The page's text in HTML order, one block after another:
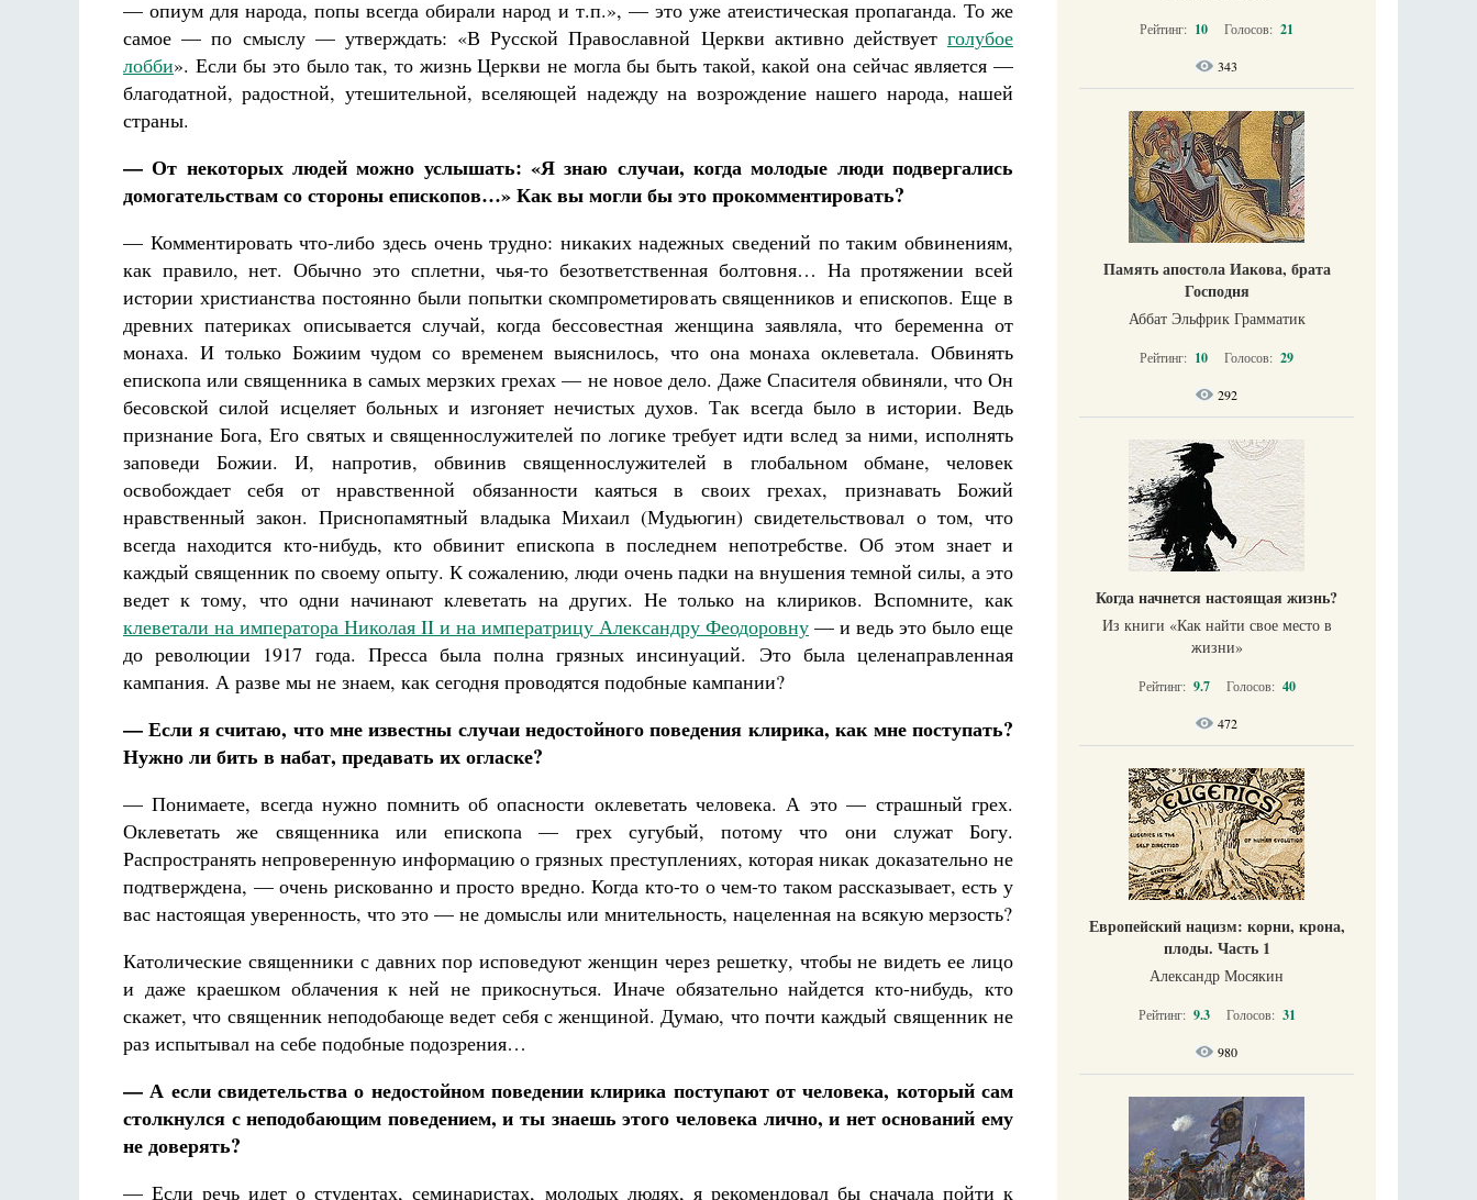
— опиум для народа, попы всегда обирали народ и т.п.», — это уже атеистическая пропаганда. То же
самое — по смыслу — утверждать: «В Русской Православной Церкви активно действует голубое
лобби». Если бы это было так, то жизнь Церкви не могла бы быть такой, какой она сейчас является —
благодатной, радостной, утешительной, вселяющей надежду на возрождение нашего народа, нашей
страны.
— От некоторых людей можно услышать: «Я знаю случаи, когда молодые люди подвергались
домогательствам со стороны епископов…» Как вы могли бы это прокомментировать?
— Комментировать что-либо здесь очень трудно: никаких надежных сведений по таким обвинениям,
как правило, нет. Обычно это сплетни, чья-то безответственная болтовня… На протяжении всей
истории христианства постоянно были попытки скомпрометировать священников и епископов. Еще в
древних патериках описывается случай, когда бессовестная женщина заявляла, что беременна от
монаха. И только Божиим чудом со временем выяснилось, что она монаха оклеветала. Обвинять
епископа или священника в самых мерзких грехах — не новое дело. Даже Спасителя обвиняли, что Он
бесовской силой исцеляет больных и изгоняет нечистых духов. Так всегда было в истории. Ведь
признание Бога, Его святых и священнослужителей по логике требует идти вслед за ними, исполнять
заповеди Божии. И, напротив, обвинив священнослужителей в глобальном обмане, человек
освобождает себя от нравственной обязанности каяться в своих грехах, признавать Божий
нравственный закон. Приснопамятный владыка Михаил (Мудьюгин) свидетельствовал о том, что
всегда находится кто-нибудь, кто обвинит епископа в последнем непотребстве. Об этом знает и
каждый священник по своему опыту. К сожалению, люди очень падки на внушения темной силы, а это
ведет к тому, что одни начинают клеветать на других. Не только на клириков. Вспомните, как
клеветали на императора Николая II и на императрицу Александру Феодоровну — и ведь это было еще
до революции 1917 года. Пресса была полна грязных инсинуаций. Это была целенаправленная
кампания. А разве мы не знаем, как сегодня проводятся подобные кампании?
— Если я считаю, что мне известны случаи недостойного поведения клирика, как мне поступать?
Нужно ли бить в набат, предавать их огласке?
— Понимаете, всегда нужно помнить об опасности оклеветать человека. А это — страшный грех.
Оклеветать же священника или епископа — грех сугубый, потому что они служат Богу.
Распространять непроверенную информацию о грязных преступлениях, которая никак доказательно не
подтверждена, — очень рискованно и просто вредно. Когда кто-то о чем-то таком рассказывает, есть у
вас настоящая уверенность, что это — не домыслы или мнительность, нацеленная на всякую мерзость?
Католические священники с давних пор исповедуют женщин через решетку, чтобы не видеть ее лицо
и даже краешком облачения к ней не прикоснуться. Иначе обязательно найдется кто-нибудь, кто
скажет, что священник неподобающе ведет себя с женщиной. Думаю, что почти каждый священник не
раз испытывал на себе подобные подозрения…
— А если свидетельства о недостойном поведении клирика поступают от человека, который сам
столкнулся с неподобающим поведением, и ты знаешь этого человека лично, и нет оснований ему
не доверять?
— Если речь идет о студентах, семинаристах, молодых людях, я рекомендовал бы сначала пойти к
Рейтинг: 10 Голосов: 21
343
Память апостола Иакова, брата
Господня
Аббат Эльфрик Грамматик
Рейтинг: 10 Голосов: 29
292
Когда начнется настоящая жизнь?
Из книги «Как найти свое место в
жизни​»
Рейтинг: 9.7 Голосов: 40
472
Европейский нацизм: корни, крона,
плоды. Часть 1
Александр Мосякин
Рейтинг: 9.3 Голосов: 31
980